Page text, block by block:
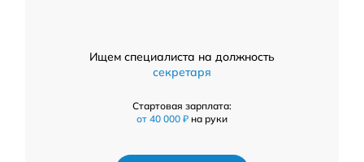
Ищем специалиста на должность
секретаря
Стартовая зарплата:
от 40 000 ₽ на руки